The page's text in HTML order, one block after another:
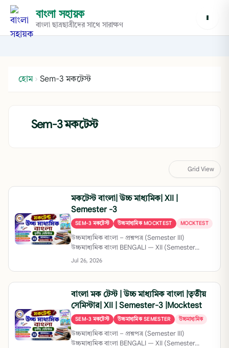
বাংলা সহায়ক
বাংলা ছাত্রছাত্রীদের সাথে সারাক্ষণ
হোম › Sem-3 মকটেস্ট
Sem-3 মকটেস্ট
Grid View
মকটেস্ট বাংলা| উচ্চ মাধ্যমিক| XII |
Semester -3
SEM-3 মকটেস্ট উচ্চমাধ্যমিক MOCKTEST MOCKTEST
উচ্চমাধ্যমিক বাংলা – প্রশ্নপত্র (Semester III)
উচ্চমাধ্যমিক বাংলা BENGALI — XII (Semester...
Jul 26, 2026
বাংলা মক টেস্ট | উচ্চ মাধ্যমিক বাংলা |তৃতীয়
সেমিস্টার| XII | Semester-3 |Mocktest
SEM-3 মকটেস্ট উচ্চমাধ্যমিক SEMESTER উচ্চমাধ্যমিক
উচ্চমাধ্যমিক বাংলা – প্রশ্নপত্র (Semester III)
উচ্চমাধ্যমিক বাংলা BENGALI — XII (Semester...